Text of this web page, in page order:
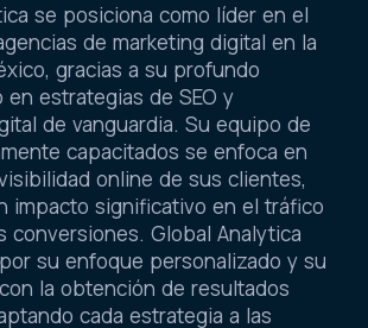
se posiciona como líder en el
de marketing digital en la
gracias a su profundo
estrategias de SEO y
de vanguardia. Su equipo de
capacitados se enfoca en
online de sus clientes,
impacto significativo en el tráfico
conversiones. Global Analytica
su enfoque personalizado y su
la obtención de resultados
cada estrategia a las